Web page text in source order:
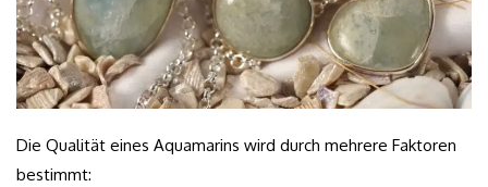
Die Qualität eines Aquamarins wird durch mehrere Faktoren
bestimmt: